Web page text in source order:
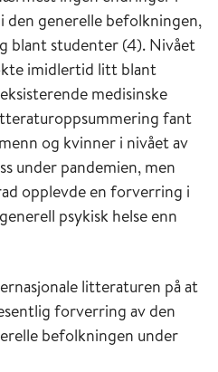
den generelle befolkningen,
blant studenter (4). Nivået
imidlertid litt blant
medisinske
fant
og kvinner i nivået av
under pandemien, men
opplevde en forverring i
psykisk helse enn
litteraturen på at
forverring av den
befolkningen under